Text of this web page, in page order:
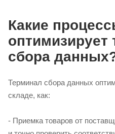
Какие
оптимизирует
сбора
Терминал сбора данных
складе, как:
- Приемка товаров от